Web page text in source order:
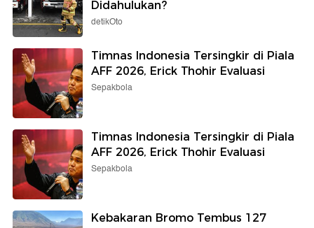
Didahulukan?
detikOto
Timnas Indonesia Tersingkir di Piala
AFF 2026, Erick Thohir Evaluasi
Sepakbola
Timnas Indonesia Tersingkir di Piala
AFF 2026, Erick Thohir Evaluasi
Sepakbola
Kebakaran Bromo Tembus 127